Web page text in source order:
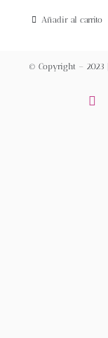
Añadir al carrito
© Copyright – 2023 |